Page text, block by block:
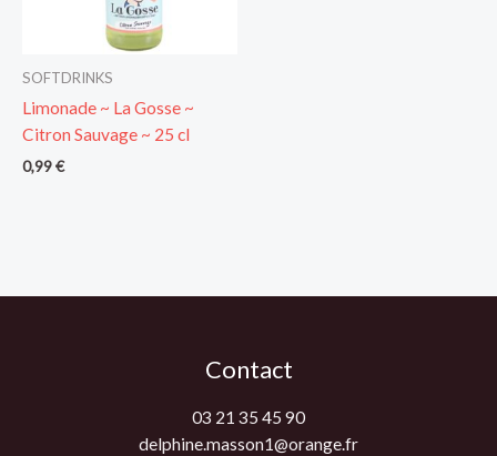
SOFTDRINKS
Limonade ~ La Gosse ~
Citron Sauvage ~ 25 cl
0,99€
Contact
03 21 35 45 90
delphine.masson1@orange.fr